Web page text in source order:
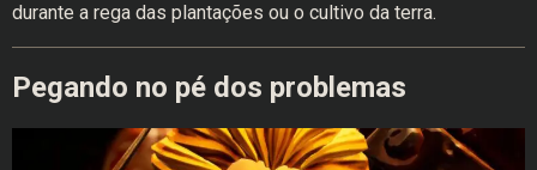
durante a rega das plantações ou o cultivo da terra.
Pegando no pé dos problemas